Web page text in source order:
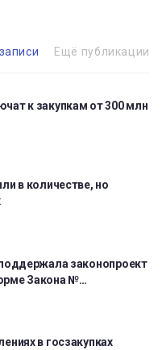
Ещё публикации
к закупкам от 300 млн
в количестве, но
законопроект
Закона №…
в госзакупках